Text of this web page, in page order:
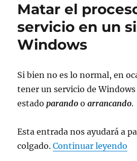
Matar el
servicio en un
Windows
Si bien no es lo normal, en
tener un servicio de
estadoparando oarrancando.
Esta entrada nos ayudará a
colgado.Continuar leyendo